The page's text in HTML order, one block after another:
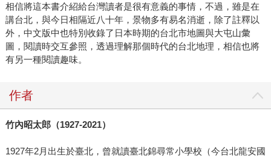
相信將這本書介紹給台灣讀者是很有意義的事情，不過，雖是在
講台北，與今日相隔近八十年，景物多有易名消逝，除了註釋以
外，中文版中也特別收錄了日本時期的台北市地圖與大屯山彙
圖，閱讀時交互參照，透過理解那個時代的台北地理，相信也將
有另一種閱讀趣味。
作者
竹內昭太郎（1927-2021）
1927年2月出生於臺北，曾就讀臺北錦尋常小學校（今台北龍安國